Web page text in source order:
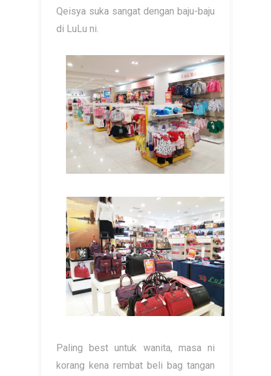
Qeisya suka sangat dengan baju-baju
di LuLu ni.
Paling best untuk wanita, masa ni
korang kena rembat beli bag tangan